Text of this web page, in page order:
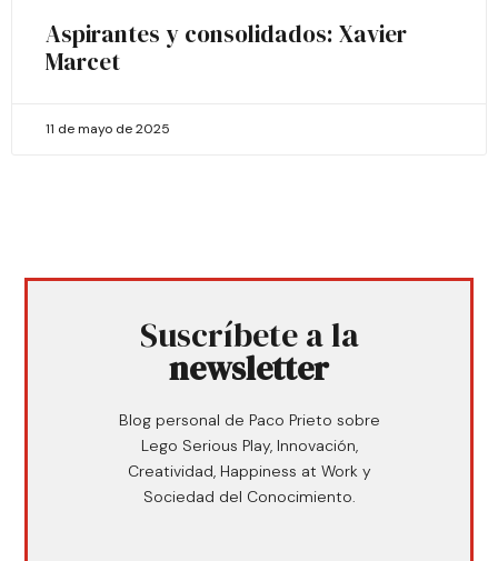
Aspirantes y consolidados: Xavier
Marcet
11 de mayo de 2025
Suscríbete a la
newsletter
Blog personal de Paco Prieto sobre
Lego Serious Play, Innovación,
Creatividad, Happiness at Work y
Sociedad del Conocimiento.